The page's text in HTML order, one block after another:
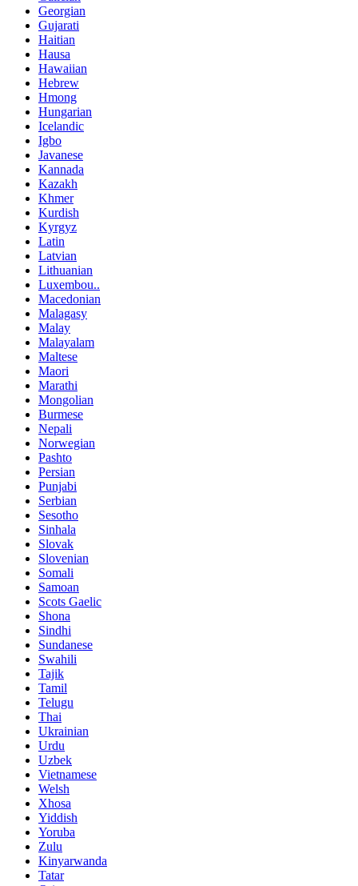
Georgian
Gujarati
Haitian
Hausa
Hawaiian
Hebrew
Hmong
Hungarian
Icelandic
Igbo
Javanese
Kannada
Kazakh
Khmer
Kurdish
Kyrgyz
Latin
Latvian
Lithuanian
Luxembou..
Macedonian
Malagasy
Malay
Malayalam
Maltese
Maori
Marathi
Mongolian
Burmese
Nepali
Norwegian
Pashto
Persian
Punjabi
Serbian
Sesotho
Sinhala
Slovak
Slovenian
Somali
Samoan
Scots Gaelic
Shona
Sindhi
Sundanese
Swahili
Tajik
Tamil
Telugu
Thai
Ukrainian
Urdu
Uzbek
Vietnamese
Welsh
Xhosa
Yiddish
Yoruba
Zulu
Kinyarwanda
Tatar